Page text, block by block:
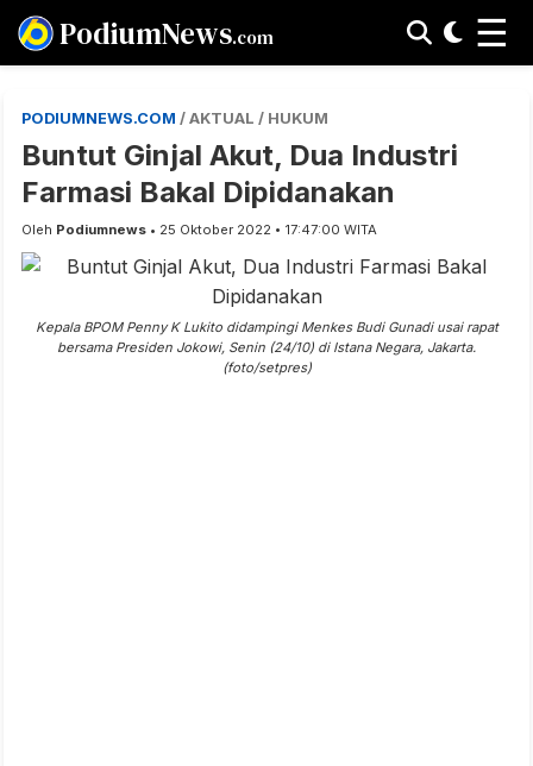
PodiumNews.com ☰
PODIUMNEWS.COM / AKTUAL / HUKUM
Buntut Ginjal Akut, Dua Industri
Farmasi Bakal Dipidanakan
Oleh Podiumnews • 25 Oktober 2022 • 17:47:00 WITA
Kepala BPOM Penny K Lukito didampingi Menkes Budi Gunadi usai rapat
bersama Presiden Jokowi, Senin (24/10) di Istana Negara, Jakarta.
(foto/setpres)